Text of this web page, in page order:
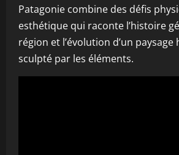
Patagonie combine des défis
esthétique qui raconte l’histoire
région et l’évolution d’un
sculpté par les éléments.